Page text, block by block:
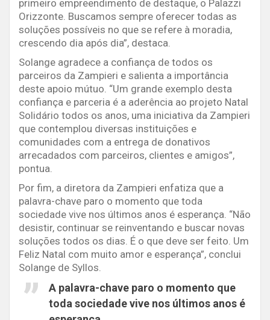
primeiro empreendimento de destaque, o Palazzi
Orizzonte. Buscamos sempre oferecer todas as
soluções possíveis no que se refere à moradia,
crescendo dia após dia”, destaca.
Solange agradece a confiança de todos os
parceiros da Zampieri e salienta a importância
deste apoio mútuo. “Um grande exemplo desta
confiança e parceria é a aderência ao projeto Natal
Solidário todos os anos, uma iniciativa da Zampieri
que contemplou diversas instituições e
comunidades com a entrega de donativos
arrecadados com parceiros, clientes e amigos”,
pontua.
Por fim, a diretora da Zampieri enfatiza que a
palavra-chave paro o momento que toda
sociedade vive nos últimos anos é esperança. “Não
desistir, continuar se reinventando e buscar novas
soluções todos os dias. É o que deve ser feito. Um
Feliz Natal com muito amor e esperança”, conclui
Solange de Syllos.
A palavra-chave paro o momento que
toda sociedade vive nos últimos anos é